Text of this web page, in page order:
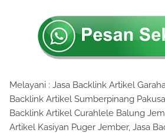
Melayani : Jasa Backlink Artikel
Backlink Artikel Sumberpinang
Backlink Artikel Curahlele Balung
Artikel Kasiyan Puger Jember, Jasa